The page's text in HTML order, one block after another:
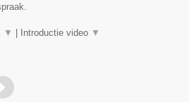
▼ Introductie video ▼